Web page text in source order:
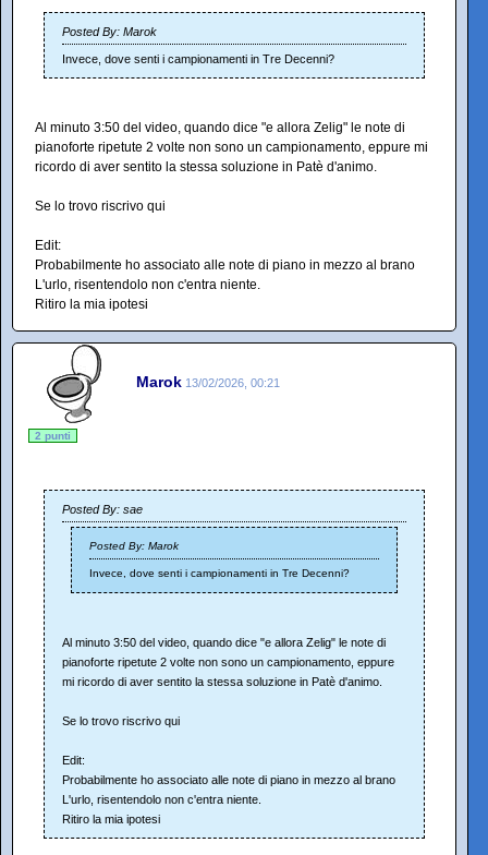
Posted By: Marok
Invece, dove senti i campionamenti in Tre Decenni?
Al minuto 3:50 del video, quando dice "e allora Zelig" le note di
pianoforte ripetute 2 volte non sono un campionamento, eppure mi
ricordo di aver sentito la stessa soluzione in Patè d'animo.
Se lo trovo riscrivo qui
Edit:
Probabilmente ho associato alle note di piano in mezzo al brano
L'urlo, risentendolo non c'entra niente.
Ritiro la mia ipotesi
Marok 13/02/2026, 00:21
2 punti
Posted By: sae
Posted By: Marok
Invece, dove senti i campionamenti in Tre Decenni?
Al minuto 3:50 del video, quando dice "e allora Zelig" le note di
pianoforte ripetute 2 volte non sono un campionamento, eppure
mi ricordo di aver sentito la stessa soluzione in Patè d'animo.
Se lo trovo riscrivo qui
Edit:
Probabilmente ho associato alle note di piano in mezzo al brano
L'urlo, risentendolo non c'entra niente.
Ritiro la mia ipotesi